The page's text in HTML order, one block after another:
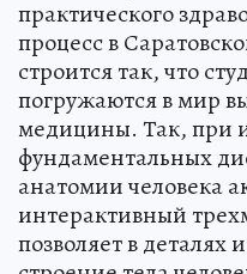
практического
процесс в
строится так, что
погружаются в мир
медицины. Так, при
фундаментальных
анатомии человека
интерактивный
позволяет в деталях